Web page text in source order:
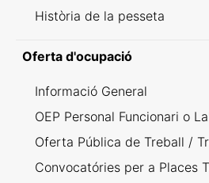
Història de la pesseta
Oferta d'ocupació
Informació General
OEP Personal Funcionari o
Oferta Pública de Treball /
Convocatóries per a Places